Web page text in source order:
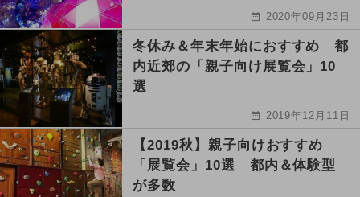
2020年09月23日
冬休み＆年末年始におすすめ 都
内近郊の「親子向け展覧会」10
選
2019年12月11日
【2019秋】親子向けおすすめ
「展覧会」10選 都内＆体験型
が多数